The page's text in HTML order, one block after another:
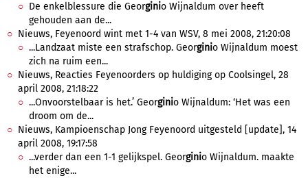
De enkelblessure die Georginio Wijnaldum over heeft
gehouden aan de...
Nieuws, Feyenoord wint met 1-4 van WSV, 8 mei 2008, 21:20:08
...Landzaat miste een strafschop. Georginio Wijnaldum moest
zich na ruim een...
Nieuws, Reacties Feyenoorders op huldiging op Coolsingel, 28
april 2008, 21:18:22
...Onvoorstelbaar is het.’ Georginio Wijnaldum: ‘Het was een
droom om de...
Nieuws, Kampioenschap Jong Feyenoord uitgesteld [update], 14
april 2008, 19:17:58
...verder dan een 1-1 gelijkspel. Georginio Wijnaldum. maakte
het enige...